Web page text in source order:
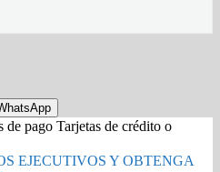
pago Tarjetas de crédito o
EJECUTIVOS Y OBTENGA